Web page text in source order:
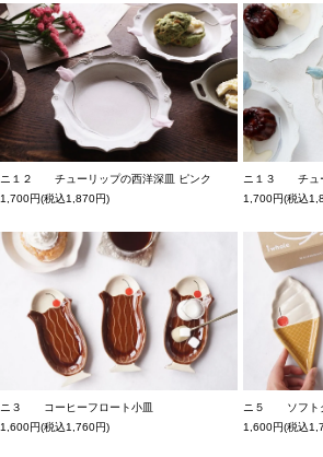
ニ１２ チューリップの西洋深皿 ピンク
1,700円(税込1,870円)
ニ１３ チュ
1,700円(税込
ニ３ コーヒーフロート小皿
1,600円(税込1,760円)
ニ５ ソフト
1,600円(税込